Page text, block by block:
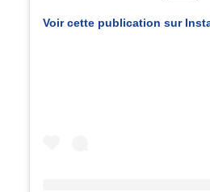
Voir cette publication sur